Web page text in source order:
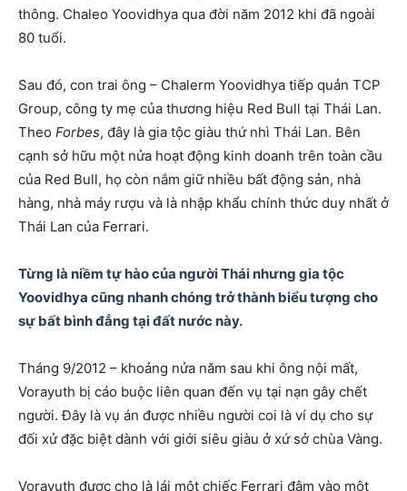
thông. Chaleo Yoovidhya qua đời năm 2012 khi đã ngoài
80 tuổi.
Sau đó, con trai ông – Chalerm Yoovidhya tiếp quản TCP
Group, công ty mẹ của thương hiệu Red Bull tại Thái Lan.
Theo Forbes, đây là gia tộc giàu thứ nhì Thái Lan. Bên
cạnh sở hữu một nửa hoạt động kinh doanh trên toàn cầu
của Red Bull, họ còn nắm giữ nhiều bất động sản, nhà
hàng, nhà máy rượu và là nhập khẩu chính thức duy nhất ở
Thái Lan của Ferrari.
Từng là niềm tự hào của người Thái nhưng gia tộc
Yoovidhya cũng nhanh chóng trở thành biểu tượng cho
sự bất bình đẳng tại đất nước này.
Tháng 9/2012 – khoảng nửa năm sau khi ông nội mất,
Vorayuth bị cáo buộc liên quan đến vụ tại nạn gây chết
người. Đây là vụ án được nhiều người coi là ví dụ cho sự
đối xử đặc biệt dành với giới siêu giàu ở xứ sở chùa Vàng.
Vorayuth được cho là lái một chiếc Ferrari đâm vào một